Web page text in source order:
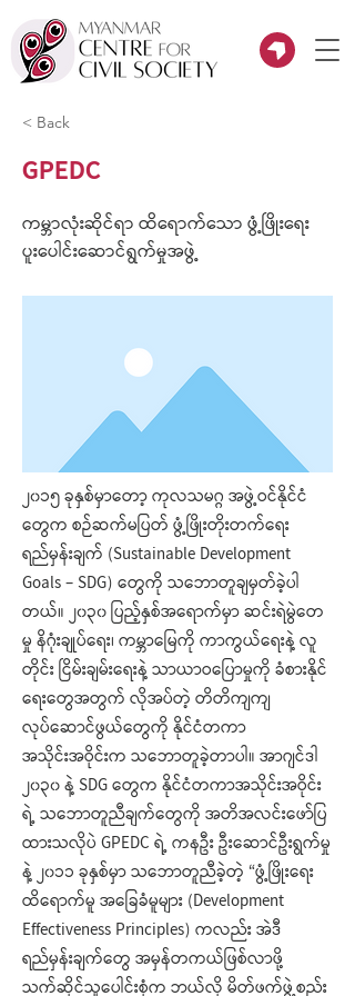
< Back
GPEDC
ကမ္ဘာလုံးဆိုင်ရာ ထိရောက်သော ဖွံ့ဖြိုးရေး
ပူးပေါင်းဆောင်ရွက်မှုအဖွဲ့
၂၀၁၅ ခုနှစ်မှာတော့ ကုလသမဂ္ဂ အဖွဲ့ဝင်နိုင်ငံ
တွေက စဉ်ဆက်မပြတ် ဖွံ့ဖြိုးတိုးတက်ရေး
ရည်မှန်းချက် (Sustainable Development
Goals – SDG) တွေကို သဘောတူချမှတ်ခဲ့ပါ
တယ်။ ၂၀၃၀ ပြည့်နှစ်အရောက်မှာ ဆင်းရဲမွဲတေ
မှု နိဂုံးချုပ်ရေး၊ ကမ္ဘာမြေကို ကာကွယ်ရေးနဲ့ လူ
တိုင်း ငြိမ်းချမ်းရေးနဲ့ သာယာဝပြောမှုကို ခံစားနိုင်
ရေးတွေအတွက် လိုအပ်တဲ့ တိတိကျကျ
လုပ်ဆောင်ဖွယ်တွေကို နိုင်ငံတကာ
အသိုင်းအဝိုင်းက သဘောတူခဲ့တာပါ။ အာဂျင်ဒါ
၂၀၃၀ နဲ့ SDG တွေက နိုင်ငံတကာအသိုင်းအဝိုင်း
ရဲ့ သဘောတူညီချက်တွေကို အတိအလင်းဖော်ပြ
ထားသလိုပဲ GPEDC ရဲ့ ကနဦး ဦးဆောင်ဦးရွက်မှု
နဲ့ ၂၀၁၁ ခုနှစ်မှာ သဘောတူညီခဲ့တဲ့ “ဖွံ့ဖြိုးရေး
ထိရောက်မူ အခြေခံမူများ (Development
Effectiveness Principles) ကလည်း အဲဒီ
ရည်မှန်းချက်တွေ အမှန်တကယ်ဖြစ်လာဖို့
သက်ဆိုင်သူပေါင်းစုံက ဘယ်လို မိတ်ဖက်ဖွဲ့စည်း